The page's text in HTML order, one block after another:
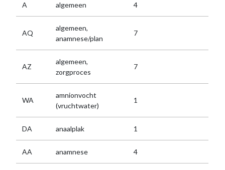
A algemeen 4
AQ
algemeen,
anamnese/plan
7
AZ
algemeen,
zorgproces
7
WA
amnionvocht
(vruchtwater)
1
DA anaalplak 1
AA anamnese 4